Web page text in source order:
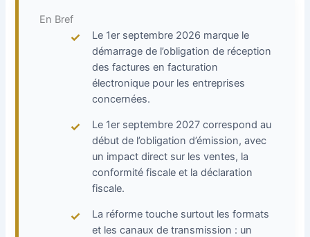
En Bref
Le 1er septembre 2026 marque le
démarrage de l’obligation de réception
des factures en facturation
électronique pour les entreprises
concernées.
Le 1er septembre 2027 correspond au
début de l’obligation d’émission, avec
un impact direct sur les ventes, la
conformité fiscale et la déclaration
fiscale.
La réforme touche surtout les formats
et les canaux de transmission : un